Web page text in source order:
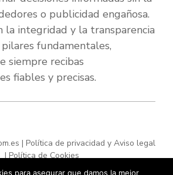
o publicidad engañosa.
la integridad y la transparencia
fundamentales,
siempre recibas
fiables y precisas.
| Política de privacidad y Aviso legal
|Política de Cookies
para asegurar que damos la mejor